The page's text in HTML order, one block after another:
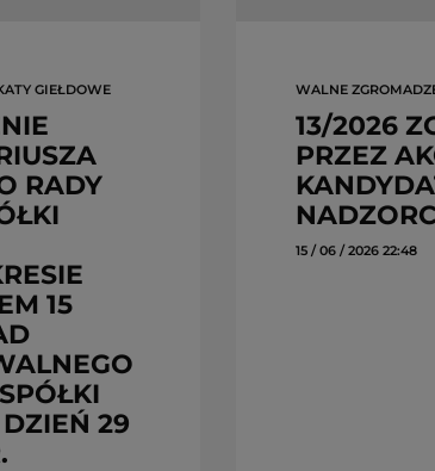
GIEŁDOWE
RADY
15
29
WALNE
13/2026
PRZEZ
15 / 06 / 2026 22:48